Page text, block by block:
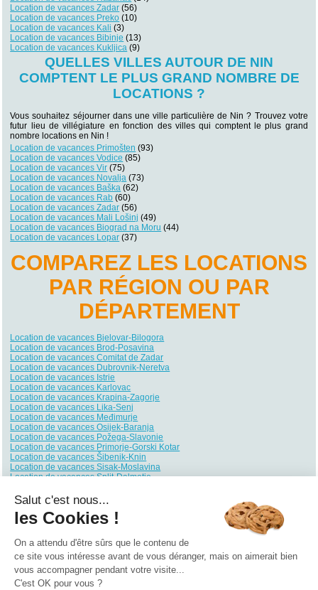
Location de vacances Zadar (56)
Location de vacances Preko (10)
Location de vacances Kali (3)
Location de vacances Bibinje (13)
Location de vacances Kukljica (9)
QUELLES VILLES AUTOUR DE NIN
COMPTENT LE PLUS GRAND NOMBRE DE
LOCATIONS ?
Vous souhaitez séjourner dans une ville particulière de Nin ? Trouvez votre
futur lieu de villégiature en fonction des villes qui comptent le plus grand
nombre locations en Nin !
Location de vacances Primošten (93)
Location de vacances Vodice (85)
Location de vacances Vir (75)
Location de vacances Novalja (73)
Location de vacances Baška (62)
Location de vacances Rab (60)
Location de vacances Zadar (56)
Location de vacances Mali Lošinj (49)
Location de vacances Biograd na Moru (44)
Location de vacances Lopar (37)
COMPAREZ LES LOCATIONS
PAR RÉGION OU PAR
DÉPARTEMENT
Location de vacances Bjelovar-Bilogora
Location de vacances Brod-Posavina
Location de vacances Comitat de Zadar
Location de vacances Dubrovnik-Neretva
Location de vacances Istrie
Location de vacances Karlovac
Location de vacances Krapina-Zagorje
Location de vacances Lika-Senj
Location de vacances Međimurje
Location de vacances Osijek-Baranja
Location de vacances Požega-Slavonie
Location de vacances Primorje-Gorski Kotar
Location de vacances Šibenik-Knin
Location de vacances Sisak-Moslavina
Location de vacances Split-Dalmatie
Location de vacances Ville de Zagreb
Location de vacances Virovitica-Podravina
Location de vacances Vukovar-Syrmie
Location de vacances Zagreb
Qui sommes nous ? | Contactez-nous Nos partenaires
Campings Hôtels Locations vacances
Salut c'est nous...
les Cookies !
On a attendu d'être sûrs que le contenu de
ce site vous intéresse avant de vous déranger, mais on aimerait bien
vous accompagner pendant votre visite...
C'est OK pour vous ?